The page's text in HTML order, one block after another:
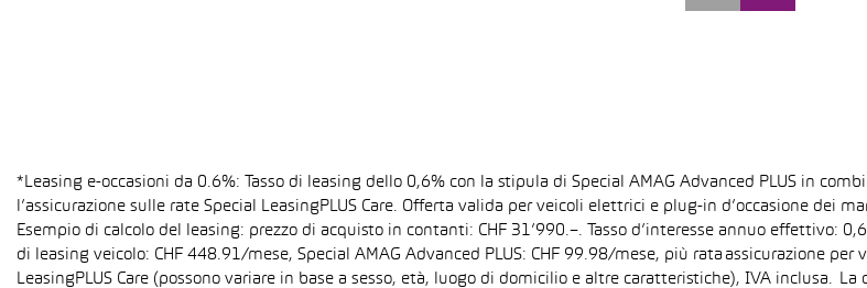
*Leasing e-occasioni da 0.6%: Tasso di leasing dello 0,6% con la stipula di Special AMAG Advanced PLUS in
l’assicurazione sulle rate Special LeasingPLUS Care. Offerta valida per veicoli elettrici e plug-in d’occasione dei
Esempio di calcolo del leasing: prezzo di acquisto in contanti: CHF 31’990.–. Tasso d’interesse annuo effettivo:
di leasing veicolo: CHF 448.91/mese, Special AMAG Advanced PLUS: CHF 99.98/mese, più rata assicurazione per
LeasingPLUS Care (possono variare in base a sesso, età, luogo di domicilio e altre caratteristiche), IVA inclusa.